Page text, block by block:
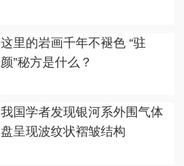
这里的岩画千年不褪色 “驻
颜”秘方是什么？
我国学者发现银河系外围气体
盘呈现波纹状褶皱结构